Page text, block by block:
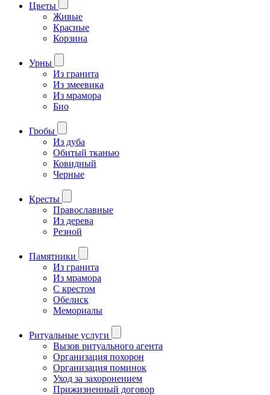
Цветы
Живые
Красные
Корзина
Урны
Из гранита
Из змеевика
Из мрамора
Био
Гробы
Из дуба
Обитый тканью
Ковидный
Черные
Кресты
Православные
Из дерева
Резной
Памятники
Из гранита
Из мрамора
С крестом
Обелиск
Мемориалы
Ритуальные услуги
Вызов ритуального агента
Организация похорон
Организация поминок
Уход за захоронением
Прижизненный договор